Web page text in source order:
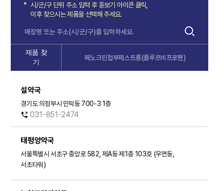
* 시/군/구 단위 주소 입력 후 돋보기 아이콘 클릭,
이후 찾으시는 제품을 선택해 주세요.
제품 찾
기
페노크린첩부제스트롱(플루르비프로펜)
설약국
경기도 의정부시 민락동 700-3 1층
031-851-2474
태평양약국
서울특별시 서초구 중앙로 582, 제A동 제1층 103호 (우면동,
서초타워)